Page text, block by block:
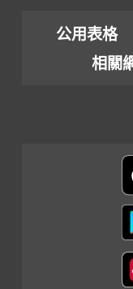
公用表格
相關